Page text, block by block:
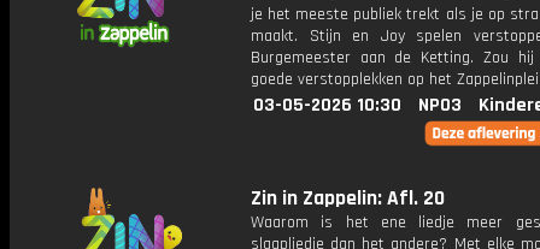
je het meeste publiek trekt als je op
maakt. Stijn en Joy spelen
Burgemeester aan de Ketting. Zou
goede verstopplekken op het
03-05-2026 10:30 NPO3
Zin in Zappelin: Afl. 20
Waarom is het ene liedje meer
slaapliedje dan het andere? Met elke